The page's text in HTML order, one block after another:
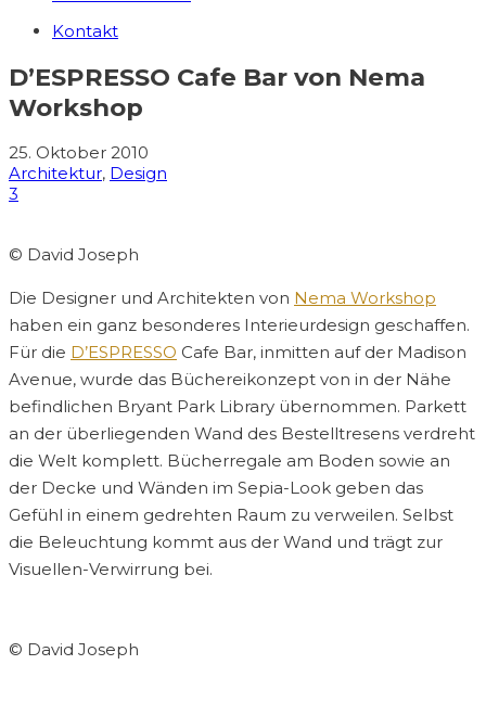
Kontakt
D’ESPRESSO Cafe Bar von Nema
Workshop
25. Oktober 2010
Architektur, Design
3
© David Joseph
Die Designer und Architekten von Nema Workshop
haben ein ganz besonderes Interieurdesign geschaffen.
Für die D’ESPRESSO Cafe Bar, inmitten auf der Madison
Avenue, wurde das Büchereikonzept von in der Nähe
befindlichen Bryant Park Library übernommen. Parkett
an der überliegenden Wand des Bestelltresens verdreht
die Welt komplett. Bücherregale am Boden sowie an
der Decke und Wänden im Sepia-Look geben das
Gefühl in einem gedrehten Raum zu verweilen. Selbst
die Beleuchtung kommt aus der Wand und trägt zur
Visuellen-Verwirrung bei.
© David Joseph